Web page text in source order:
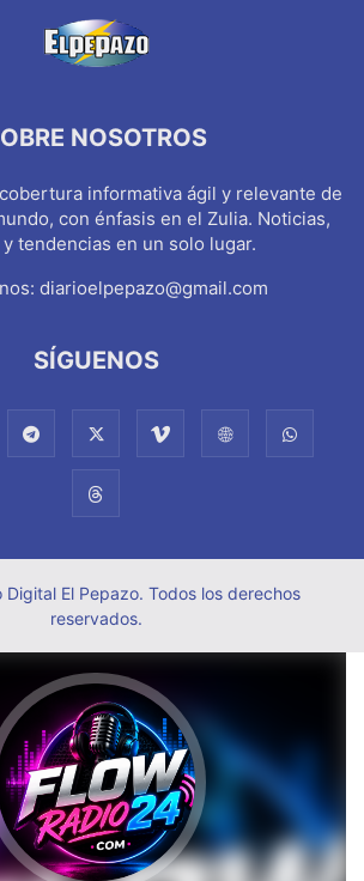
NOSOTROS
informativa ágil y relevante de
con énfasis en el Zulia. Noticias,
tendencias en un solo lugar.
diarioelpepazo@gmail.com
SÍGUENOS
El Pepazo. Todos los derechos
reservados.